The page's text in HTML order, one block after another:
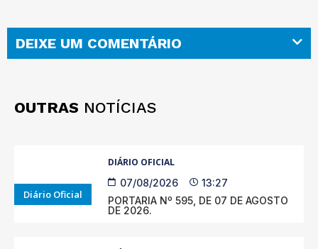
DEIXE UM COMENTÁRIO
OUTRAS NOTÍCIAS
Diário Oficial
DIÁRIO OFICIAL
07/08/2026
13:27
PORTARIA Nº 595, DE 07 DE AGOSTO
DE 2026.